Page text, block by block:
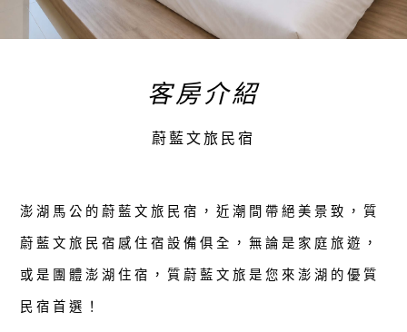
客房介紹
蔚藍文旅民宿
澎湖馬公的蔚藍文旅民宿，近潮間帶絕美景致，質
蔚藍文旅民宿感住宿設備俱全，無論是家庭旅遊，
或是團體澎湖住宿，質蔚藍文旅是您來澎湖的優質
民宿首選！